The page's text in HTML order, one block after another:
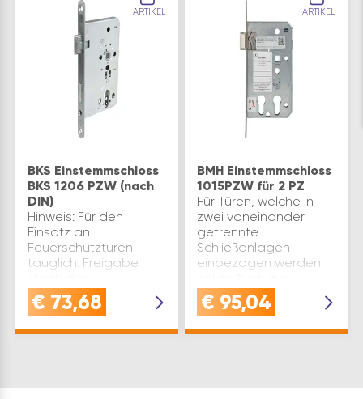
ARTIKEL
BKS Einstemmschloss
BKS 1206 PZW (nach
DIN)
Hinweis: Für den
Einsatz an
Feuerschutztüren
tauglich. Freigabe
Türblatthersteller
erforderlich.
Entfernung(mm): 72
€ 73,68
ARTIKEL
BMH Einstemmschloss
1015PZW für 2 PZ
Für Türen, welche in
zwei voneinander
getrennte
Schließanlagen
einbezogen werden
Doppelnutzung eines
EUROKEY-Zylinders mit
für Reinigung oder
€ 95,04